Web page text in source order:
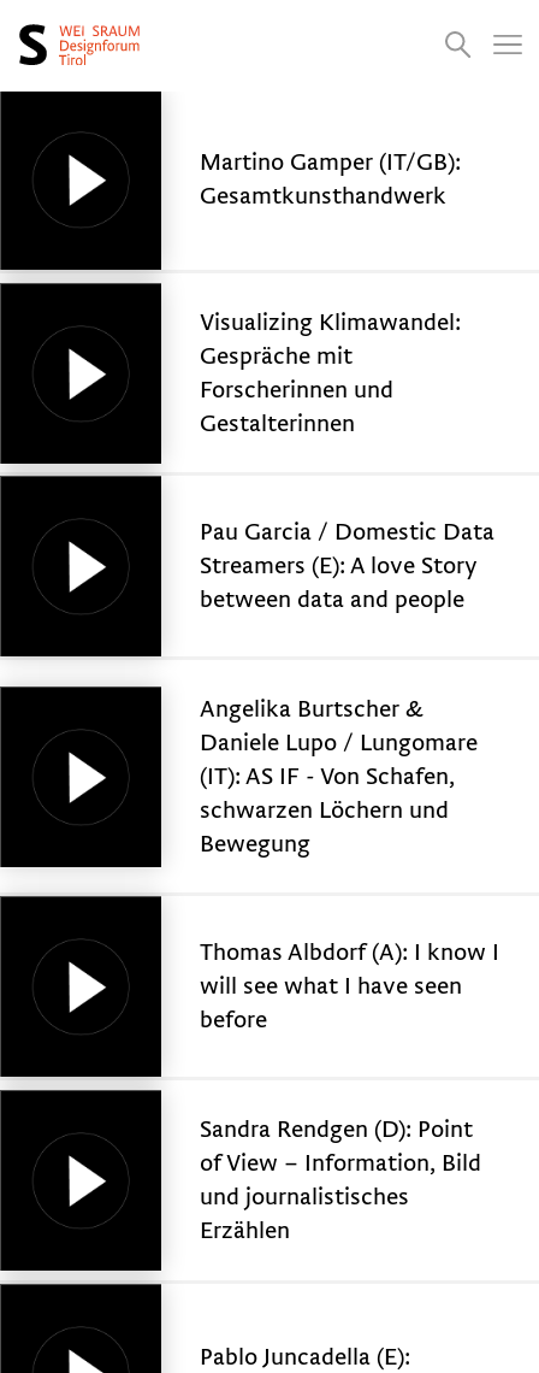
Presse Suchen
Martino Gamper (IT/GB):
Gesamtkunsthandwerk
Visualizing Klimawandel:
Gespräche mit
Forscherinnen und
Gestalterinnen
Pau Garcia / Domestic Data
Streamers (E): A love Story
between data and people
Angelika Burtscher &
Daniele Lupo / Lungomare
(IT): AS IF - Von Schafen,
schwarzen Löchern und
Bewegung
Thomas Albdorf (A): I know I
will see what I have seen
before
Sandra Rendgen (D): Point
of View – Information, Bild
und journalistisches
Erzählen
Pablo Juncadella (E):